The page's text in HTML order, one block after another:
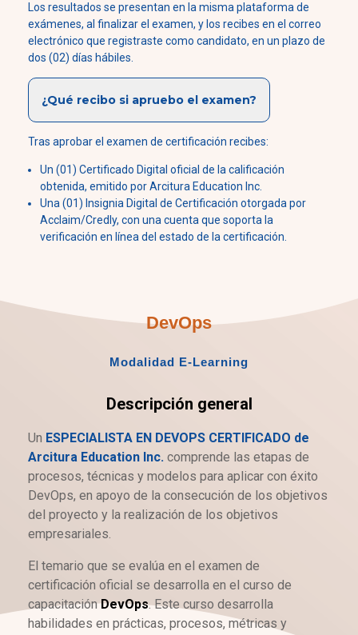
Los resultados se presentan en la misma plataforma de
exámenes, al finalizar el examen, y los recibes en el correo
electrónico que registraste como candidato, en un plazo de
dos (02) días hábiles.
¿Qué recibo si apruebo el examen?
Tras aprobar el examen de certificación recibes:
Un (01) Certificado Digital oficial de la calificación
obtenida, emitido por Arcitura Education Inc.
Una (01) Insignia Digital de Certificación otorgada por
Acclaim/Credly, con una cuenta que soporta la
verificación en línea del estado de la certificación.
DevOps
Modalidad E-Learning
Descripción general
Un ESPECIALISTA EN DEVOPS CERTIFICADO de
Arcitura Education Inc. comprende las etapas de
procesos, técnicas y modelos para aplicar con éxito
DevOps, en apoyo de la consecución de los objetivos
del proyecto y la realización de los objetivos
empresariales.
El temario que se evalúa en el examen de
certificación oficial se desarrolla en el curso de
capacitaciónDevOps. Este curso desarrolla
habilidades en prácticas, procesos, métricas y